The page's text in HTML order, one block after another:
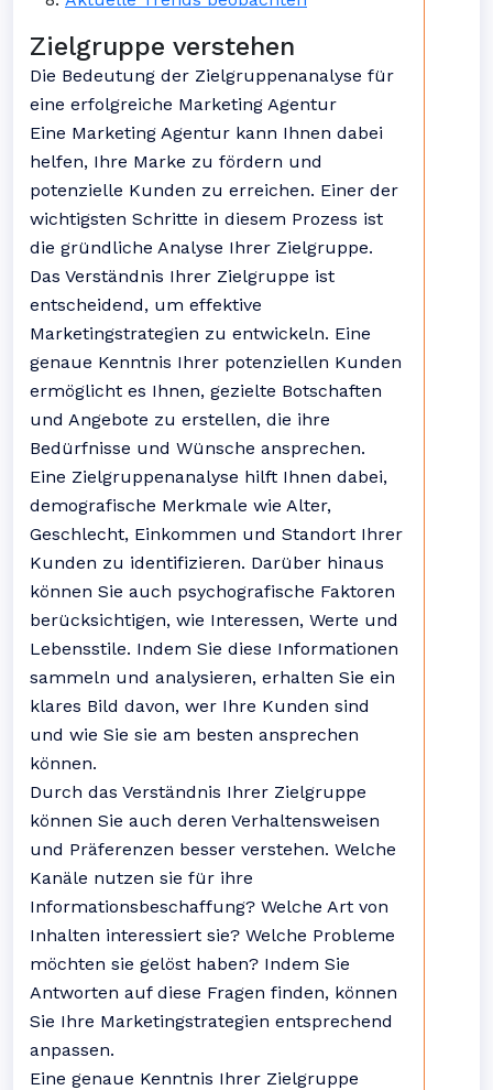
Zielgruppe verstehen
Die Bedeutung der Zielgruppenanalyse für
eine erfolgreiche Marketing Agentur
Eine Marketing Agentur kann Ihnen dabei
helfen, Ihre Marke zu fördern und
potenzielle Kunden zu erreichen. Einer der
wichtigsten Schritte in diesem Prozess ist
die gründliche Analyse Ihrer Zielgruppe.
Das Verständnis Ihrer Zielgruppe ist
entscheidend, um effektive
Marketingstrategien zu entwickeln. Eine
genaue Kenntnis Ihrer potenziellen Kunden
ermöglicht es Ihnen, gezielte Botschaften
und Angebote zu erstellen, die ihre
Bedürfnisse und Wünsche ansprechen.
Eine Zielgruppenanalyse hilft Ihnen dabei,
demografische Merkmale wie Alter,
Geschlecht, Einkommen und Standort Ihrer
Kunden zu identifizieren. Darüber hinaus
können Sie auch psychografische Faktoren
berücksichtigen, wie Interessen, Werte und
Lebensstile. Indem Sie diese Informationen
sammeln und analysieren, erhalten Sie ein
klares Bild davon, wer Ihre Kunden sind
und wie Sie sie am besten ansprechen
können.
Durch das Verständnis Ihrer Zielgruppe
können Sie auch deren Verhaltensweisen
und Präferenzen besser verstehen. Welche
Kanäle nutzen sie für ihre
Informationsbeschaffung? Welche Art von
Inhalten interessiert sie? Welche Probleme
möchten sie gelöst haben? Indem Sie
Antworten auf diese Fragen finden, können
Sie Ihre Marketingstrategien entsprechend
anpassen.
Eine genaue Kenntnis Ihrer Zielgruppe